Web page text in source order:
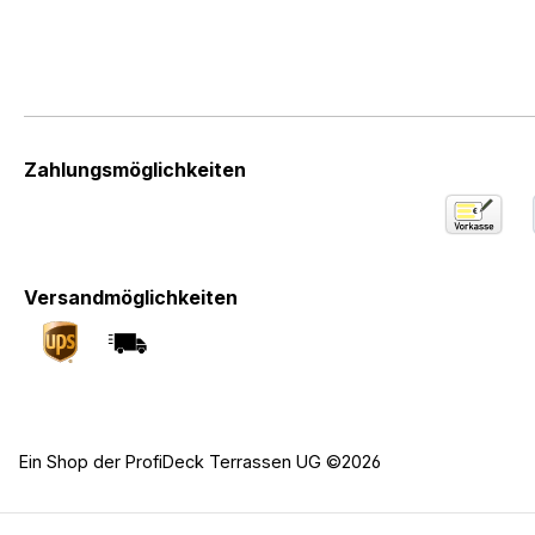
Zahlungsmöglichkeiten
Versandmöglichkeiten
Ein Shop der ProfiDeck Terrassen UG ©2026